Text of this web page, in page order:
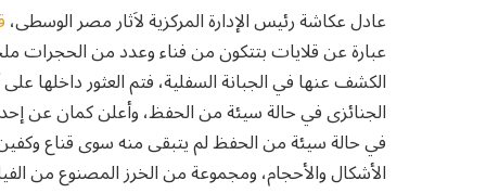
عادل عكاشة رئيس الإدارة المركزية لاَثار مصر الوسطى،
عبارة عن قلايات بتتكون من فناء وعدد من الحجرات
الكشف عنها في الجبانة السفلية، فتم العثور
الجنائزى في حالة سيئة من الحفظ، وأعلن كمان عن
في حالة سيئة من الحفظ لم يتبقى منه سوى قناع وكفين
الأشكال والأحجام، ومجموعة من الخرز المصنوع من